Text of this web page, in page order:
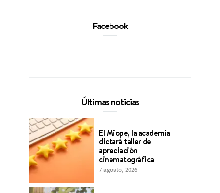
Facebook
Últimas noticias
El Miope, la academia
dictará taller de
apreciación
cinematográfica
7 agosto, 2026